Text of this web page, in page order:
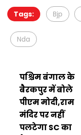
Tags: Bjp
Nda
पश्चिम बंगाल के
बैरकपुर में बोले
पीएम मोदी,राम
मंदिर पर नहीं
पलटेगा SC का